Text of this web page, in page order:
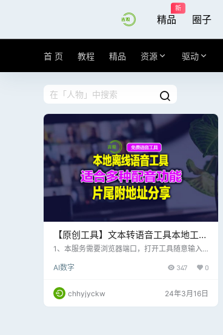
精品
新
圈子
首 页 教程 精品 资源 驱动
【原创工具】文本转语音工具本地工
具，可供多语音和语速多功能选择，片
1、本服务需要浏览器端口，打开工具随意输入
刷屏，本地使用即可； 3、双击程序打开后，在
可。 4、如有技术帮助，请在提交工单，看到后
会回复。
AI数字 347 0
chhyjyckw 24年3月16日